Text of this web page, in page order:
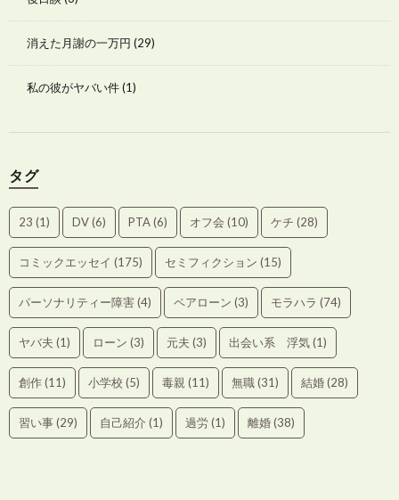
消えた月謝の一万円 (29)
私の彼がヤバい件(1)
タグ
23 (1) DV(6) PTA(6) オフ会 (10) ケチ (28)
コミックエッセイ (175) セミフィクション (15)
パーソナリティー障害(4) ペアローン (3) モラハラ (74)
ヤバ夫 (1) ローン (3) 元夫 (3) 出会い系 浮気(1)
創作(11) 小学校 (5) 毒親 (11) 無職(31) 結婚(28)
習い事(29) 自己紹介 (1) 過労(1) 離婚(38)